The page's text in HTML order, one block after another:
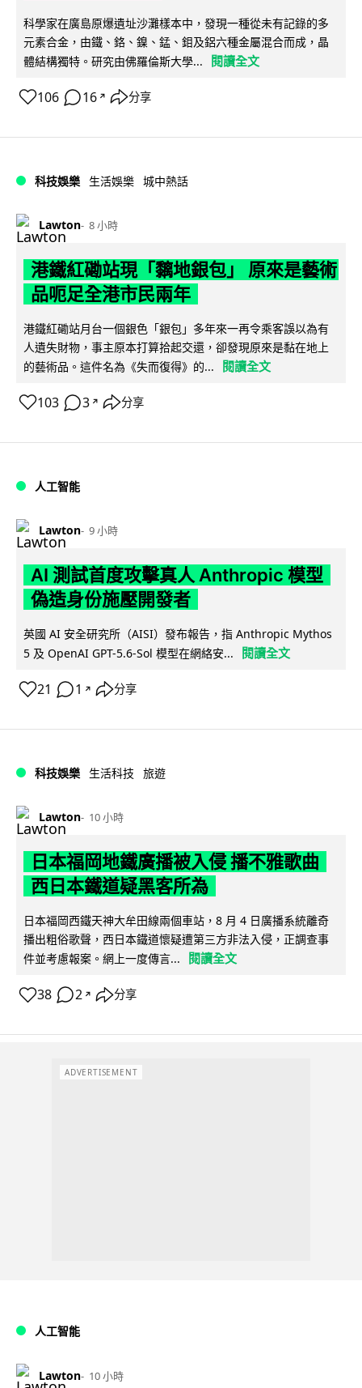
科學家在廣島原爆遺址沙灘樣本中，發現一種從未有記錄的多
元素合金，由鐵、鉻、鎳、錳、鉬及鋁六種金屬混合而成，晶
體結構獨特。研究由佛羅倫斯大學...
閱讀全文
106 16 ↗ 分享
科技娛樂 生活娛樂 城中熱話
Lawton 8 小時
港鐵紅磡站現「黐地銀包」 原來是藝術
品呃足全港市民兩年
港鐵紅磡站月台一個銀色「銀包」多年來一再令乘客誤以為有
人遺失財物，事主原本打算拾起交還，卻發現原來是黏在地上
的藝術品。這件名為《失而復得》的...
閱讀全文
103 3 ↗ 分享
人工智能
Lawton 9 小時
AI 測試首度攻擊真人 Anthropic 模型
偽造身份施壓開發者
英國 AI 安全研究所（AISI）發布報告，指 Anthropic Mythos
5 及 OpenAI GPT-5.6-Sol 模型在網絡安...
閱讀全文
21 1 ↗ 分享
科技娛樂 生活科技 旅遊
Lawton 10 小時
日本福岡地鐵廣播被入侵 播不雅歌曲
西日本鐵道疑黑客所為
日本福岡西鐵天神大牟田線兩個車站，8 月 4 日廣播系統離奇
播出粗俗歌聲，西日本鐵道懷疑遭第三方非法入侵，正調查事
件並考慮報案。網上一度傳言...
閱讀全文
38 2 ↗ 分享
ADVERTISEMENT
人工智能
Lawton 10 小時